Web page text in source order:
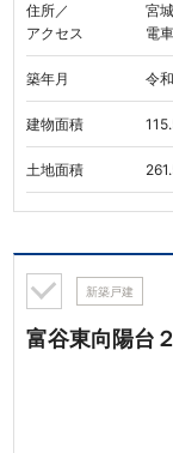
住所／
アクセス
宮
電
築年月 令
建物面積
土地面積
新築戸建
富谷東向陽台